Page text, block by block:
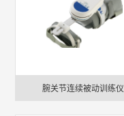
腕关节连续被动训练仪